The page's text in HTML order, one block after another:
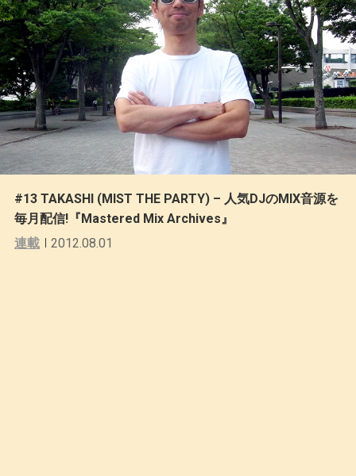
#13 TAKASHI (MIST THE PARTY) – 人気DJのMIX音源を
毎月配信!『Mastered Mix Archives』
連載
2012.08.01